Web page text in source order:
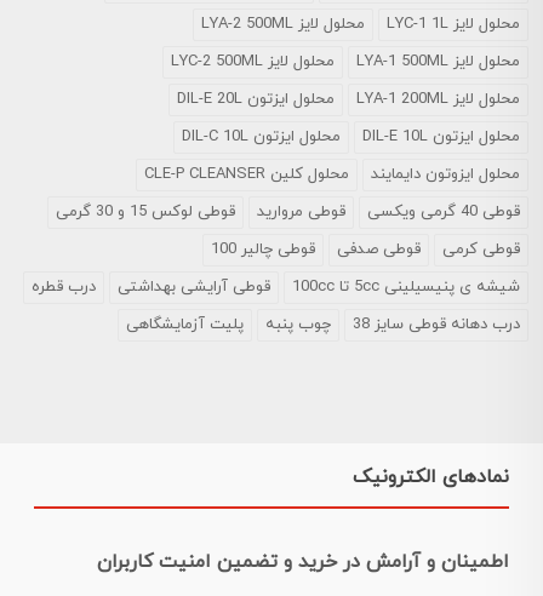
محلول لایز LYC-1 1L
محلول لایز LYA-2 500ML
محلول لایز LYA-1 500ML
محلول لایز LYC-2 500ML
محلول لایز LYA-1 200ML
محلول ایزتون DIL-E 20L
محلول ایزتون DIL-E 10L
محلول ایزتون DIL-C 10L
محلول ایزوتون دایمایند
محلول کلین CLE-P CLEANSER
قوطی 40 گرمی ویکسی
قوطی مروارید
قوطی لوکس 15 و 30 گرمی
قوطی کرمی
قوطی صدفی
قوطی چالیر 100
شیشه ی پنیسیلینی 5cc تا 100cc
قوطی آرایشی بهداشتی
درب قطره
درب دهانه قوطی سایز 38
چوب پنبه پلیت آزمایشگاهی
نمادهای الکترونیک
اطمینان و آرامش در خرید و تضمین امنیت کاربران